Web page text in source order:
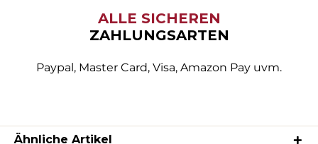
ALLE SICHEREN
ZAHLUNGSARTEN
Paypal, Master Card, Visa, Amazon Pay uvm.
Ähnliche Artikel